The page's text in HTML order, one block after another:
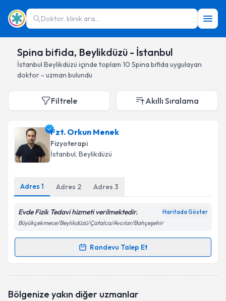
Doktor, klinik ara...
Spina bifida, Beylikdüzü - İstanbul
İstanbul Beylikdüzü içinde toplam 10 Spina bifida uygulayan
doktor - uzman bulundu
Filtrele Akıllı Sıralama
Fzt. Orkun Menek
Fizyoterapi
İstanbul, Beylikdüzü
Adres 1 Adres 2 Adres 3
Evde Fizik Tedavi hizmeti verilmektedir. Haritada Göster
Büyükçekmece/Beylikdüzü/Çatalca/Avcılar/Bahçeşehir
Randevu Talep Et
Randevu Takvimi Talebi
oluşturun. Size bu uzmandan randevu almanız için bir
Bölgenize yakın diğer uzmanlar